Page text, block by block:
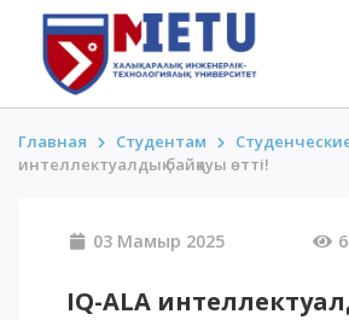
Оқуға түсу сценарийлері-2026
Главная Студентам
интеллектуалдық байқауы өтті!
03 Мамыр 2025
IQ-ALA